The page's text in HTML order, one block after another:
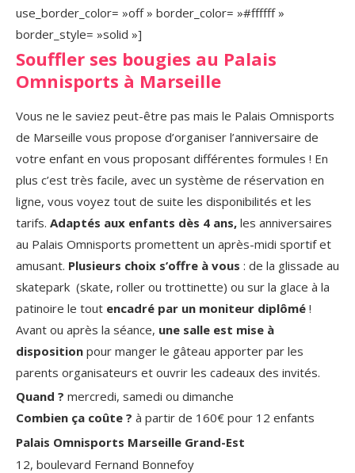
use_border_color= »off » border_color= »#ffffff »
border_style= »solid »]
Souffler ses bougies au Palais
Omnisports à Marseille
Vous ne le saviez peut-être pas mais le Palais Omnisports
de Marseille vous propose d’organiser l’anniversaire de
votre enfant en vous proposant différentes formules ! En
plus c’est très facile, avec un système de réservation en
ligne, vous voyez tout de suite les disponibilités et les
tarifs. Adaptés aux enfants dès 4 ans, les anniversaires
au Palais Omnisports promettent un après-midi sportif et
amusant. Plusieurs choix s’offre à vous : de la glissade au
skatepark (skate, roller ou trottinette) ou sur la glace à la
patinoire le tout encadré par un moniteur diplômé !
Avant ou après la séance, une salle est mise à
disposition pour manger le gâteau apporter par les
parents organisateurs et ouvrir les cadeaux des invités.
Quand ? mercredi, samedi ou dimanche
Combien ça coûte ? à partir de 160€ pour 12 enfants
Palais Omnisports Marseille Grand-Est
12, boulevard Fernand Bonnefoy